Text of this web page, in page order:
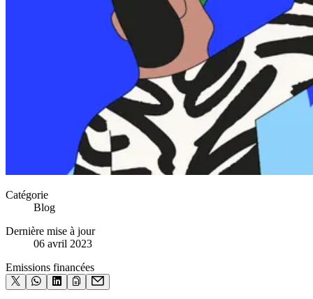
Catégorie
Blog
Dernière mise à jour
06 avril 2023
Emissions financées